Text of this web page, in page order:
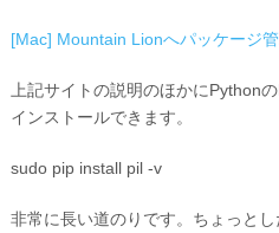
[Mac] Mountain Lionへパッケージ
上記サイトの説明のほかにPython
インストールできます。
sudo pip install pil -v
非常に長い道のりです。ちょっと